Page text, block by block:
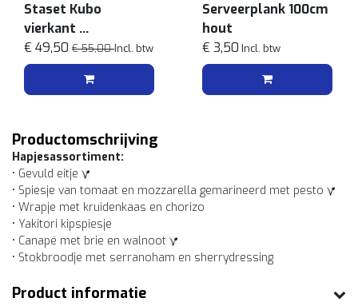
Staset Kubo
vierkant
Wit
€ 49,50 € 55,00Incl. btw
Serveerplank 100cm
hout
€ 3,50 Incl. btw
Productomschrijving
Hapjesassortiment:
• Gevuld eitje
• Spiesje van tomaat en mozzarella gemarineerd met pesto
• Wrapje met kruidenkaas en chorizo
• Yakitori kipspiesje
• Canapé met brie en walnoot
• Stokbroodje met serranoham en sherrydressing
Product informatie